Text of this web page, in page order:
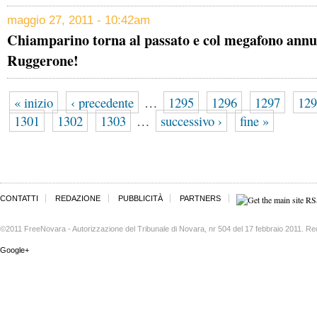
maggio 27, 2011 - 10:42am
Chiamparino torna al passato e col megafono
Ruggerone!
« inizio ‹ precedente … 1295 1296 1297
1301
1302 1303 … successivo › fine »
CONTATTI REDAZIONE PUBBLICITÀ PARTNERS
©2011 FreeNovara - Autorizzazione del Tribunale di Novara, nr 504 del 17 febbraio 2011.
Google+